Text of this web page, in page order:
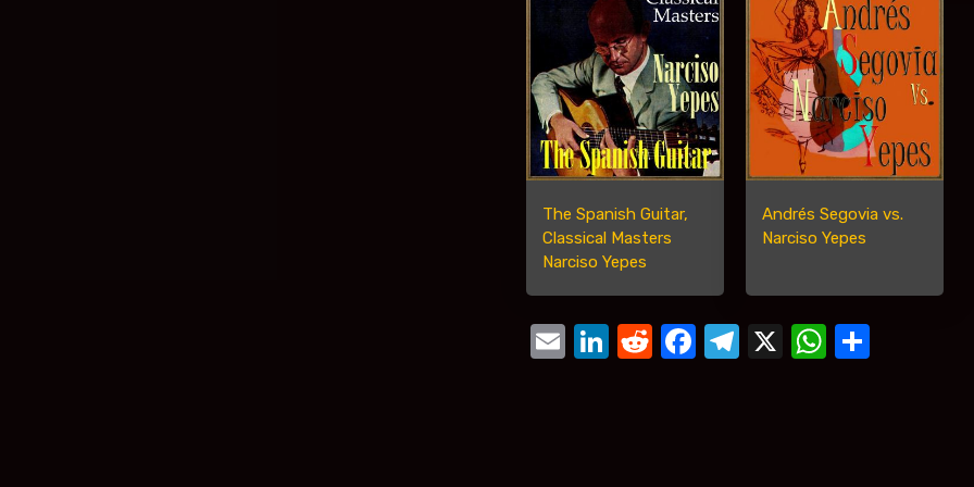
The Spanish Guitar,
Classical Masters
Narciso Yepes
Andrés Segovia vs.
Narciso Yepes
Email
LinkedIn
Reddit
Facebook
Telegram
X